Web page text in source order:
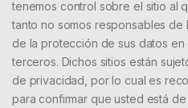
tenemos control sobre el sitio al
tanto no somos responsables de
de la protección de sus datos
terceros. Dichos sitios están
de privacidad, por lo cual es
para confirmar que usted está